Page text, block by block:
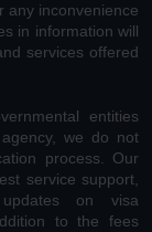
any inconvenience
in information will
services offered
entities
we do not
process. Our
service support,
on visa
to the fees